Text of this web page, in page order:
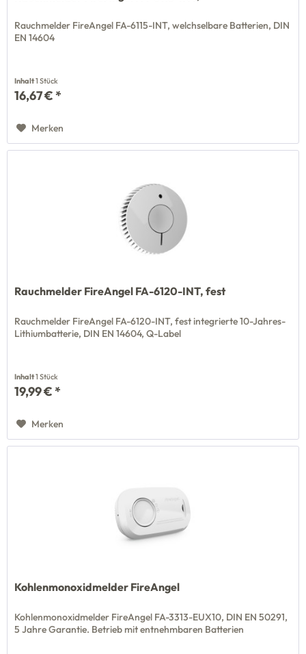
Rauchmelder FireAngel FA-6115-INT, welchselbare Batterien, DIN
EN 14604
Inhalt1 Stück
16,67 € *
Merken
Rauchmelder FireAngel FA-6120-INT, fest
Rauchmelder FireAngel FA-6120-INT, fest integrierte 10-Jahres-
Lithiumbatterie, DIN EN 14604, Q-Label
Inhalt1 Stück
19,99 € *
Merken
Kohlenmonoxidmelder FireAngel
Kohlenmonoxidmelder FireAngel FA-3313-EUX10, DIN EN 50291,
5 Jahre Garantie. Betrieb mit entnehmbaren Batterien